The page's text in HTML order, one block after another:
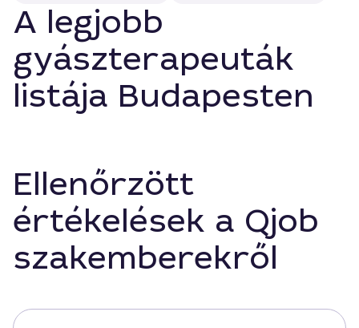
A legjobb
gyászterapeuták
listája Budapesten
Ellenőrzött
értékelések a Qjob
szakemberekről